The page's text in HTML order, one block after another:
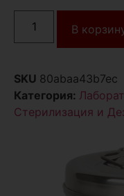
В
SKU 80abaa43b7ec
Категория:
Стерилизация и